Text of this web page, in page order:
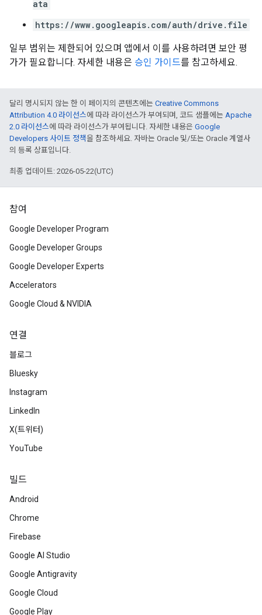
ata
https://www.googleapis.com/auth/drive.file
일부 범위는 제한되어 있으며 앱에서 이를 사용하려면 보안 평
가가 필요합니다. 자세한 내용은 승인 가이드를 참고하세요.
달리 명시되지 않는 한 이 페이지의 콘텐츠에는 Creative Commons
Attribution 4.0 라이선스에 따라 라이선스가 부여되며, 코드 샘플에는 Apache
2.0 라이선스에 따라 라이선스가 부여됩니다. 자세한 내용은 Google
Developers 사이트 정책을 참조하세요. 자바는 Oracle 및/또는 Oracle 계열사
의 등록 상표입니다.
최종 업데이트: 2026-05-22(UTC)
참여
Google Developer Program
Google Developer Groups
Google Developer Experts
Accelerators
Google Cloud & NVIDIA
연결
블로그
Bluesky
Instagram
LinkedIn
X(트위터)
YouTube
빌드
Android
Chrome
Firebase
Google AI Studio
Google Antigravity
Google Cloud
Google Play